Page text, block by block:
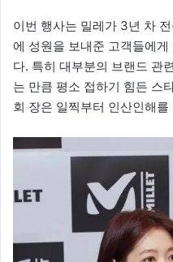
이번 행사는 밀레가 3년 차
에 성원을 보내준 고객들에
다. 특히 대부분의 브랜드 관
는 만큼 평소 접하기 힘든 스
회 장은 일찍부터 인산인해를